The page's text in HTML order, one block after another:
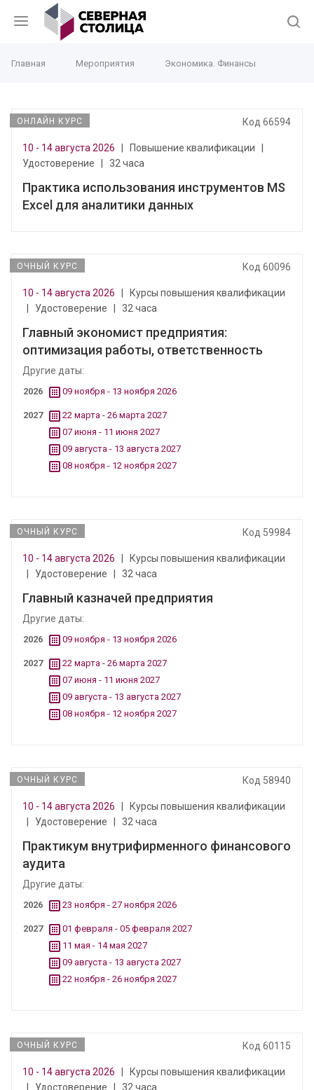
Главная Мероприятия Экономика. Финансы
ОНЛАЙН КУРС Код 66594
10 - 14 августа 2026 Повышение квалификации
Удостоверение
32 часа
Практика использования инструментов MS
Excel для аналитики данных
ОЧНЫЙ КУРС Код 60096
10 - 14 августа 2026
Курсы повышения квалификации
Удостоверение 32 часа
Главный экономист предприятия:
оптимизация работы, ответственность
Другие даты:
2026 09 ноября - 13 ноября 2026
2027
22 марта - 26 марта 2027
07 июня - 11 июня 2027
09 августа - 13 августа 2027
08 ноября - 12 ноября 2027
ОЧНЫЙ КУРС Код 59984
10 - 14 августа 2026
Курсы повышения квалификации
Удостоверение 32 часа
Главный казначей предприятия
Другие даты:
2026 09 ноября - 13 ноября 2026
2027
22 марта - 26 марта 2027
07 июня - 11 июня 2027
09 августа - 13 августа 2027
08 ноября - 12 ноября 2027
ОЧНЫЙ КУРС Код 58940
10 - 14 августа 2026
Курсы повышения квалификации
Удостоверение 32 часа
Практикум внутрифирменного финансового
аудита
Другие даты:
2026 23 ноября - 27 ноября 2026
2027
01 февраля - 05 февраля 2027
11 мая - 14 мая 2027
09 августа - 13 августа 2027
22 ноября - 26 ноября 2027
ОЧНЫЙ КУРС Код 60115
10 - 14 августа 2026
Курсы повышения квалификации
Удостоверение 32 часа